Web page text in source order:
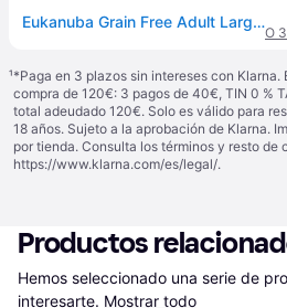
Eukanuba Grain Free Adult Large Ocean Fish Dog Food 12 Kg Rosa
O
¹*Paga en 3 plazos sin intereses con Klarna.
compra de 120€: 3 pagos de 40€, TIN 0 %
total adeudado 120€. Solo es válido para
18 años. Sujeto a la aprobación de Klarna.
por tienda. Consulta los términos y resto de
https://www.klarna.com/es/legal/.
Productos
Hemos seleccionado una serie de
interesarte. Mostrar todo